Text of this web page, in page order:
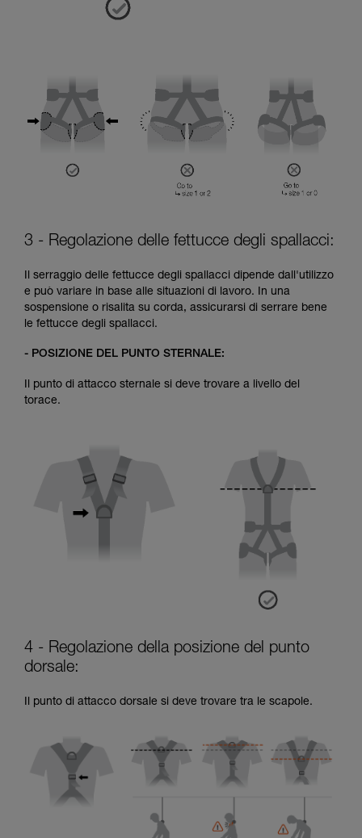
3 - Regolazione delle fettucce degli spallacci:
Il serraggio delle fettucce degli spallacci dipende dall'utilizzo
e può variare in base alle situazioni di lavoro. In una
sospensione o risalita su corda, assicurarsi di serrare bene
le fettucce degli spallacci.
- POSIZIONE DEL PUNTO STERNALE:
Il punto di attacco sternale si deve trovare a livello del
torace.
4 - Regolazione della posizione del punto
dorsale:
Il punto di attacco dorsale si deve trovare tra le scapole.